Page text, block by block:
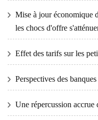
Mise à jour économique
les chocs d'offre
Effet des tarifs sur les
Perspectives des
Une répercussion accrue